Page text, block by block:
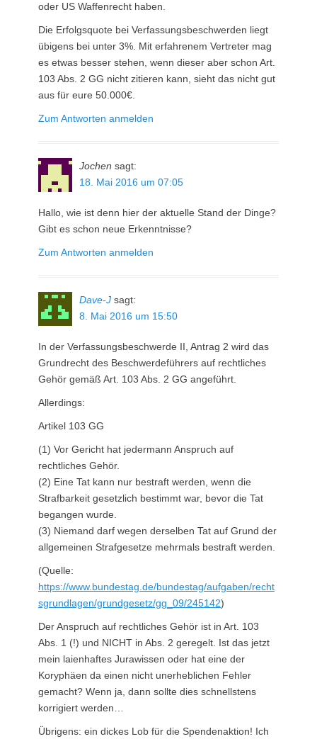
oder US Waffenrecht haben.
Die Erfolgsquote bei Verfassungsbeschwerden liegt
übigens bei unter 3%. Mit erfahrenem Vertreter mag
es etwas besser stehen, wenn dieser aber schon Art.
103 Abs. 2 GG nicht zitieren kann, sieht das nicht gut
aus für eure 50.000€.
Zum Antworten anmelden
Jochen sagt:
18. Mai 2016 um 07:05
Hallo, wie ist denn hier der aktuelle Stand der Dinge?
Gibt es schon neue Erkenntnisse?
Zum Antworten anmelden
Dave-J sagt:
8. Mai 2016 um 15:50
In der Verfassungsbeschwerde II, Antrag 2 wird das
Grundrecht des Beschwerdeführers auf rechtliches
Gehör gemäß Art. 103 Abs. 2 GG angeführt.
Allerdings:
Artikel 103 GG
(1) Vor Gericht hat jedermann Anspruch auf
rechtliches Gehör.
(2) Eine Tat kann nur bestraft werden, wenn die
Strafbarkeit gesetzlich bestimmt war, bevor die Tat
begangen wurde.
(3) Niemand darf wegen derselben Tat auf Grund der
allgemeinen Strafgesetze mehrmals bestraft werden.
(Quelle:
https://www.bundestag.de/bundestag/aufgaben/recht
sgrundlagen/grundgesetz/gg_09/245142)
Der Anspruch auf rechtliches Gehör ist in Art. 103
Abs. 1 (!) und NICHT in Abs. 2 geregelt. Ist das jetzt
mein laienhaftes Jurawissen oder hat eine der
Koryphäen da einen nicht unerheblichen Fehler
gemacht? Wenn ja, dann sollte dies schnellstens
korrigiert werden…
Übrigens: ein dickes Lob für die Spendenaktion! Ich